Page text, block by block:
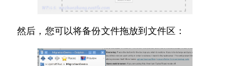
然后，您可以将备份文件拖放到文件区：